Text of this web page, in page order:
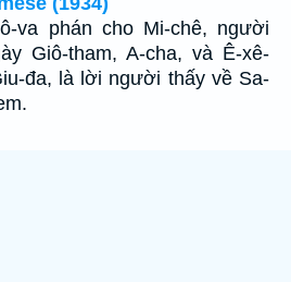
va phán cho Mi-chê, người
Giô-tham, A-cha, và Ê-xê-
đa, là lời người thấy về Sa-